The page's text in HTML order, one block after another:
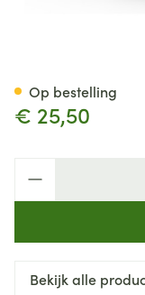
€ 25,50
Op bestelling
Bekijk alle